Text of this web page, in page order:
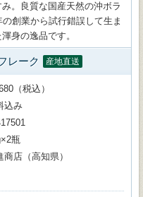
。良質な国産天然の沖ボラ
創業から試行錯誤して生ま
身の逸品です。
レーク 産地直送
（税込）
込み
瓶
商店（高知県）